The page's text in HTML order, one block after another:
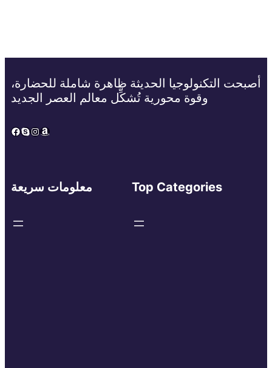
أصبحت التكنولوجيا الحديثة ظاهرة شاملة للحضارة،
وقوة محورية تُشكِّل معالم العصر الجديد
Facebook
Skype
Instagram
Amazon
معلومات سريعة Top Categories